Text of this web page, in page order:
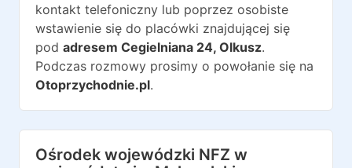
kontakt telefoniczny lub poprzez osobiste
wstawienie się do placówki znajdującej się
pod adresem Cegielniana 24, Olkusz.
Podczas rozmowy prosimy o powołanie się na
Otoprzychodnie.pl.
Ośrodek wojewódzki NFZ w